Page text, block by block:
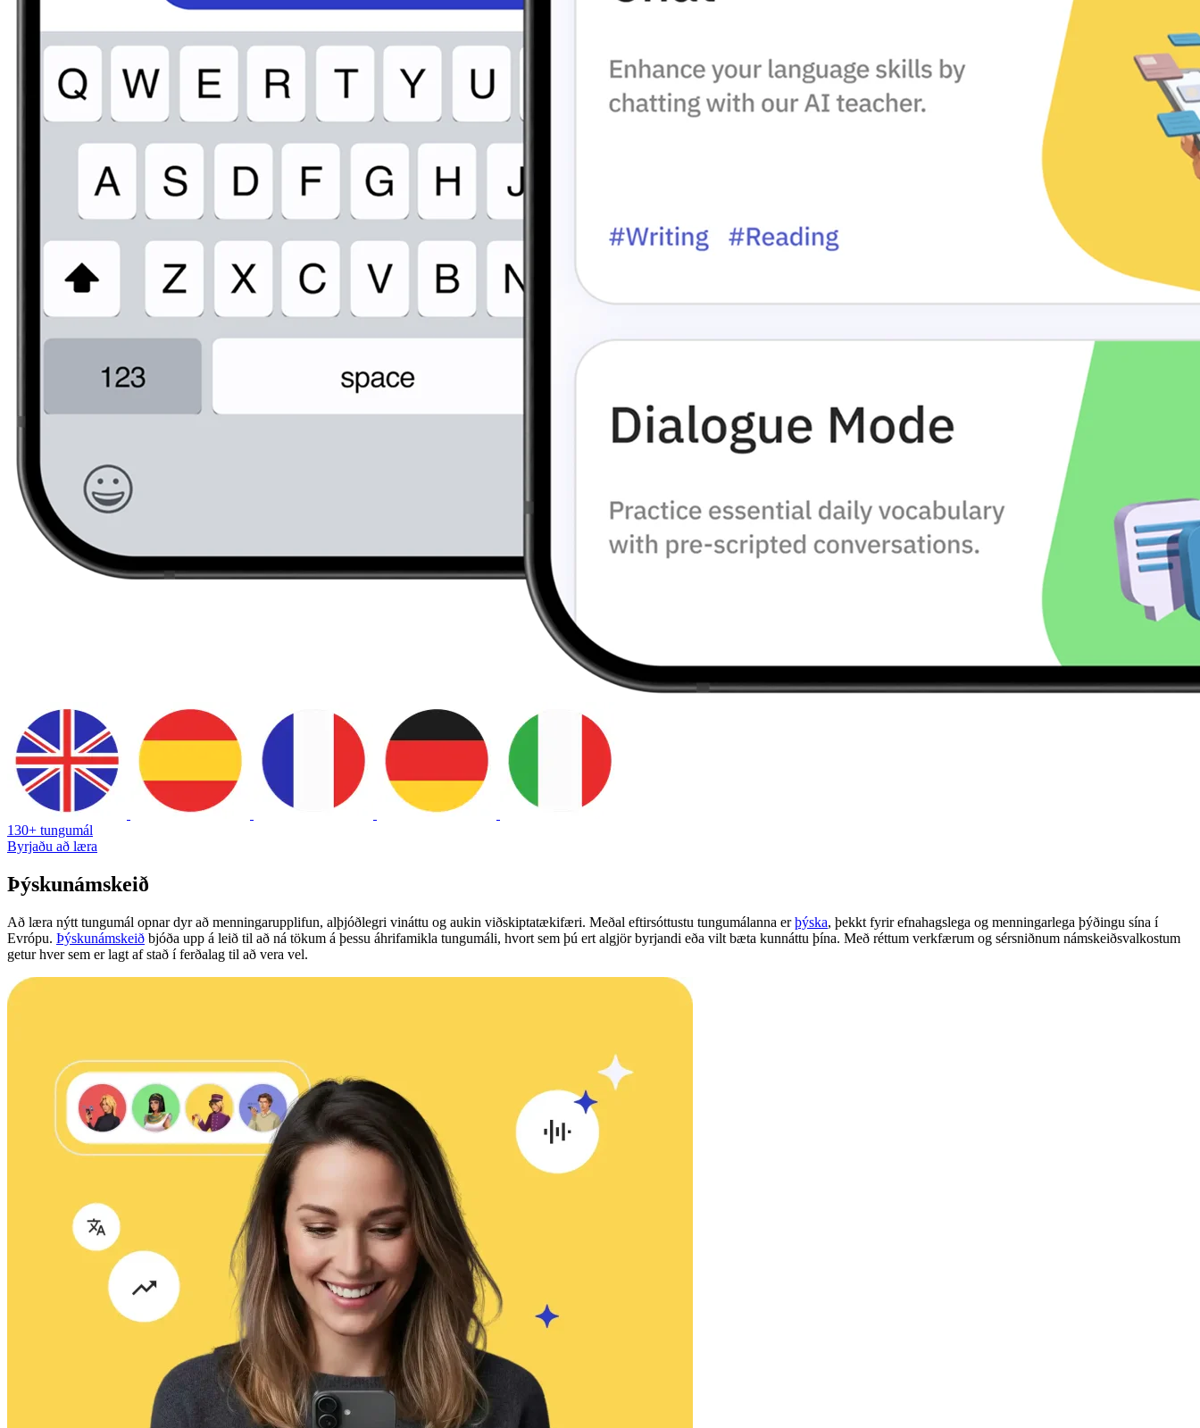
130+ tungumál
Byrjaðu að læra
Þýskunámskeið
Að læra nýtt tungumál opnar dyr að menningarupplifun, alþjóðlegri vináttu og aukin viðskiptatækifæri. Meðal eftirsóttustu tungumálanna erþýska, þekkt fyrir efnahagslega og menningarlega þýðingu sína í
Evrópu. Þýskunámskeið bjóða upp á leið til að ná tökum á þessu áhrifamikla tungumáli, hvort sem þú ert algjör byrjandi eða vilt bæta kunnáttu þína. Með réttum verkfærum og sérsniðnum námskeiðsvalkostum
getur hver sem er lagt af stað í ferðalag til að vera vel.